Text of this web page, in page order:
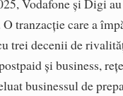
tranzacție care a
trei decenii de
și business,
businessul de